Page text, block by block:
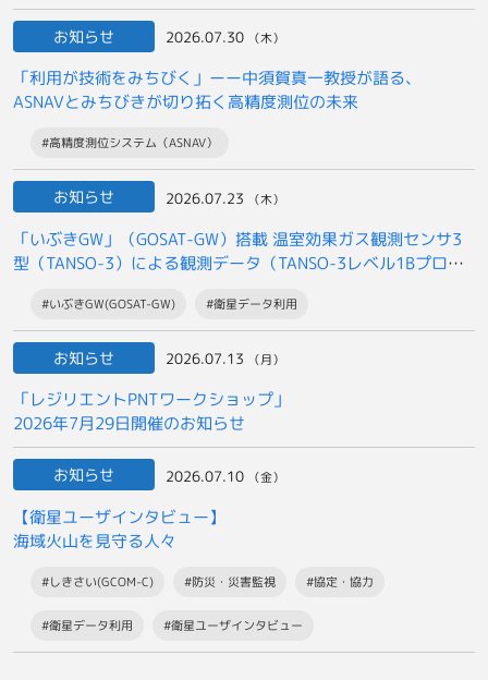
お知らせ 2026.07.30 （木）
「利用が技術をみちびく」ーー中須賀真一教授が語る、
ASNAVとみちびきが切り拓く高精度測位の未来
#高精度測位システム（ASNAV）
お知らせ 2026.07.23 （木）
「いぶきGW」（GOSAT-GW）搭載 温室効果ガス観測センサ3
型（TANSO-3）による観測データ（TANSO-3レベル1Bプロダ
一般提供開始について
#いぶきGW(GOSAT-GW) #衛星データ利用
お知らせ 2026.07.13 （月）
「レジリエントPNTワークショップ」
2026年7月29日開催のお知らせ
お知らせ 2026.07.10 （金）
【衛星ユーザインタビュー】
海域火山を見守る人々
#しきさい(GCOM-C) #防災・災害監視 #協定・協力
#衛星データ利用 #衛星ユーザインタビュー